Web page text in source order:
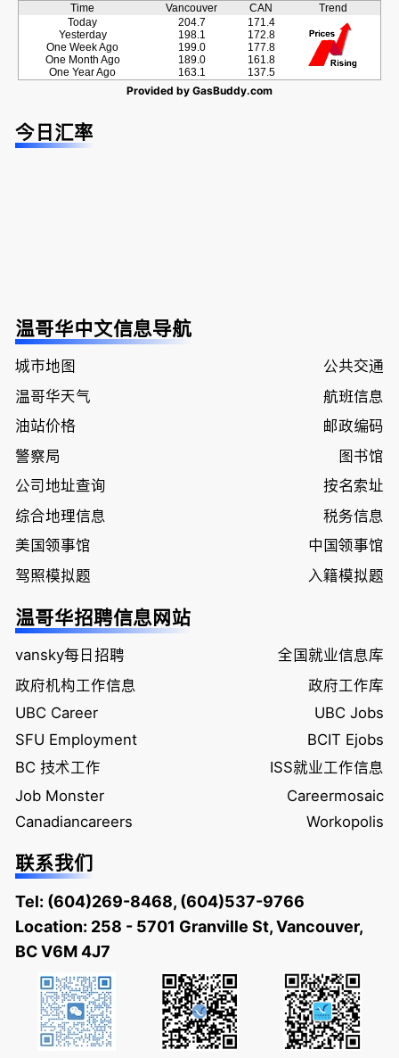
Time Vancouver CAN
Trend
Today
Yesterday
One Week Ago
One Month Ago
One Year Ago
204.7
198.1
199.0
189.0
163.1
171.4
172.8
177.8
161.8
137.5
Provided by GasBuddy.com
今日汇率
温哥华中文信息导航
城市地图
公共交通
温哥华天气
航班信息
油站价格
邮政编码
警察局
图书馆
公司地址查询
按名索址
综合地理信息
税务信息
美国领事馆
中国领事馆
驾照模拟题
入籍模拟题
温哥华招聘信息网站
vansky每日招聘
全国就业信息库
政府机构工作信息
政府工作库
UBC Career
UBC Jobs
SFU Employment
BCIT Ejobs
BC 技术工作
ISS就业工作信息
Job Monster
Careermosaic
Canadiancareers
Workopolis
联系我们
Tel: (604)269-8468, (604)537-9766
Location: 258 - 5701 Granville St, Vancouver,
BC V6M 4J7